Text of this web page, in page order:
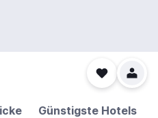
Günstigste Hotels